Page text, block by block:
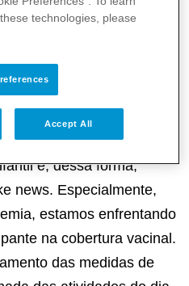
da Sociedade Brasileira
também divulgará
tem a
informações de
e, dessa forma,
news. Especialmente,
estamos enfrentando
na cobertura vacinal.
das medidas de
technologies, please
Accept All